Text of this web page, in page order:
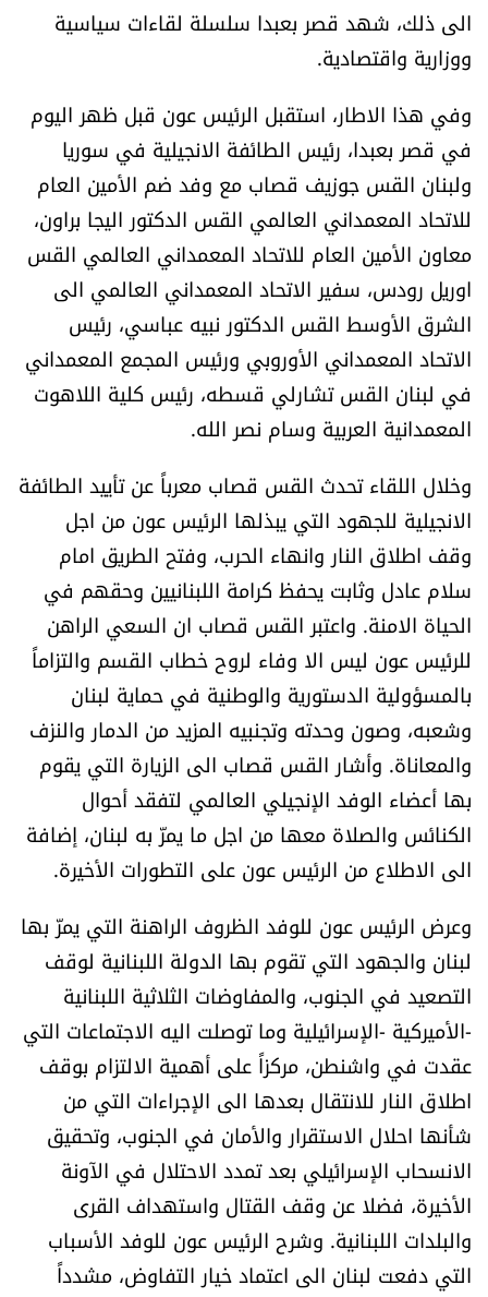
الى ذلك، شهد قصر بعبدا سلسلة لقاءات سياسية
ووزارية واقتصادية.
وفي هذا الاطار، استقبل الرئيس عون قبل ظهر اليوم
في قصر بعبدا، رئيس الطائفة الانجيلية في سوريا
ولبنان القس جوزيف قصاب مع وفد ضم الأمين العام
للاتحاد المعمداني العالمي القس الدكتور اليجا براون،
معاون الأمين العام للاتحاد المعمداني العالمي القس
اوريل رودس، سفير الاتحاد المعمداني العالمي الى
الشرق الأوسط القس الدكتور نبيه عباسي، رئيس
الاتحاد المعمداني الأوروبي ورئيس المجمع المعمداني
في لبنان القس تشارلي قسطه، رئيس كلية اللاهوت
المعمدانية العربية وسام نصر الله.
وخلال اللقاء تحدث القس قصاب معرباً عن تأييد الطائفة
الانجيلية للجهود التي يبذلها الرئيس عون من اجل
وقف اطلاق النار وانهاء الحرب، وفتح الطريق امام
سلام عادل وثابت يحفظ كرامة اللبنانيين وحقهم في
الحياة الامنة. واعتبر القس قصاب ان السعي الراهن
للرئيس عون ليس الا وفاء لروح خطاب القسم والتزاماً
بالمسؤولية الدستورية والوطنية في حماية لبنان
وشعبه، وصون وحدته وتجنبيه المزيد من الدمار والنزف
والمعاناة. وأشار القس قصاب الى الزيارة التي يقوم
بها أعضاء الوفد الإنجيلي العالمي لتفقد أحوال
الكنائس والصلاة معها من اجل ما يمرّ به لبنان، إضافة
الى الاطلاع من الرئيس عون على التطورات الأخيرة.
وعرض الرئيس عون للوفد الظروف الراهنة التي يمرّ بها
لبنان والجهود التي تقوم بها الدولة اللبنانية لوقف
التصعيد في الجنوب، والمفاوضات الثلاثية اللبنانية
-الأميركية -الإسرائيلية وما توصلت اليه الاجتماعات التي
عقدت في واشنطن، مركزاً على أهمية الالتزام بوقف
اطلاق النار للانتقال بعدها الى الإجراءات التي من
شأنها احلال الاستقرار والأمان في الجنوب، وتحقيق
الانسحاب الإسرائيلي بعد تمدد الاحتلال في الآونة
الأخيرة، فضلا عن وقف القتال واستهداف القرى
والبلدات اللبنانية. وشرح الرئيس عون للوفد الأسباب
التي دفعت لبنان الى اعتماد خيار التفاوض، مشدداً